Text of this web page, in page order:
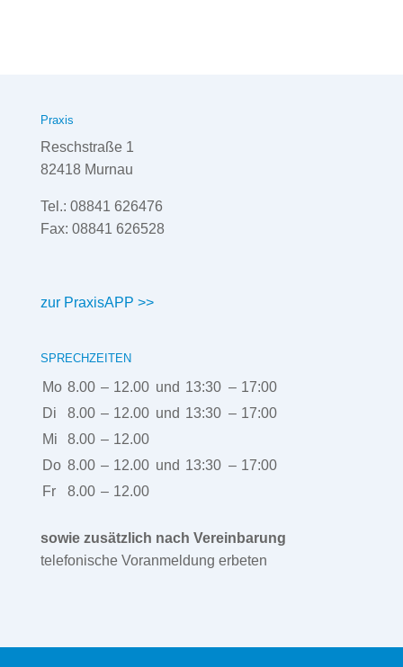
Praxis
Reschstraße 1
82418 Murnau
Tel.: 08841 626476
Fax: 08841 626528
zur PraxisAPP >>
SPRECHZEITEN
Mo 8.00 – 12.00 und 13:30 – 17:00
Di
8.00 – 12.00 und 13:30 – 17:00
Mi
8.00 – 12.00
Do 8.00 – 12.00 und 13:30 – 17:00
Fr
8.00 – 12.00
sowie zusätzlich nach Vereinbarung
telefonische Voranmeldung erbeten